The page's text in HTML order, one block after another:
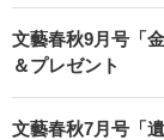
文藝春秋9月号「
＆プレゼント
文藝春秋7月号「